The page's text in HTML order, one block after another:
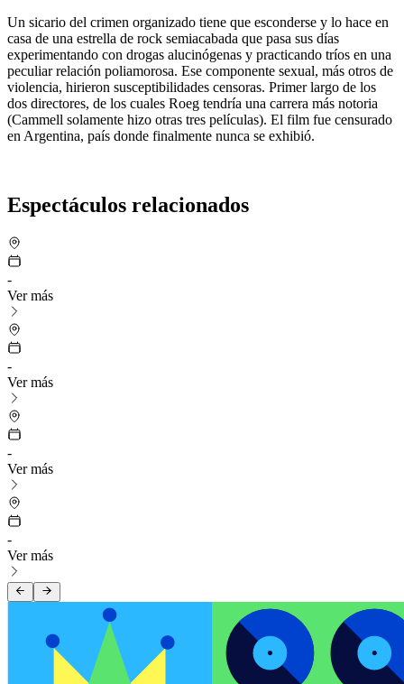
Un sicario del crimen organizado tiene que esconderse y lo hace en
casa de una estrella de rock semiacabada que pasa sus días
experimentando con drogas alucinógenas y practicando tríos en una
peculiar relación poliamorosa. Ese componente sexual, más otros de
violencia, hirieron susceptibilidades censoras. Primer largo de los
dos directores, de los cuales Roeg tendría una carrera más notoria
(Cammell solamente hizo otras tres películas). El film fue censurado
en Argentina, país donde finalmente nunca se exhibió.
Espectáculos relacionados
-
Ver más
-
Ver más
-
Ver más
-
Ver más